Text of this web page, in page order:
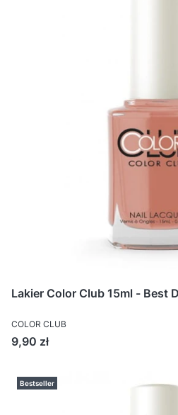
Lakier Color Club 15ml - Best
COLOR CLUB
Cena
9,90 zł
Bestseller